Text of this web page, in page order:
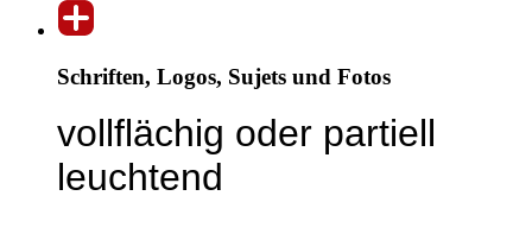
Schriften, Logos, Sujets und Fotos
vollflächig oder partiell
leuchtend